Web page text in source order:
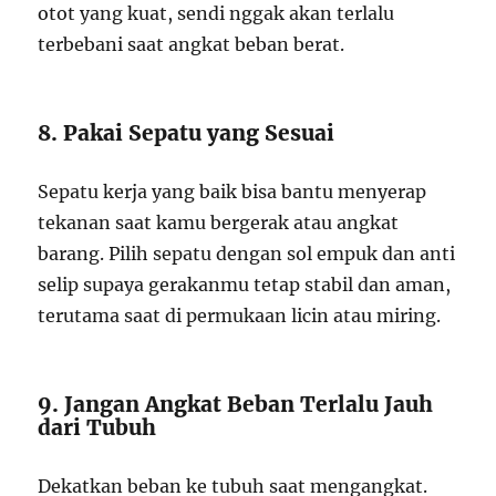
otot yang kuat, sendi nggak akan terlalu
terbebani saat angkat beban berat.
8. Pakai Sepatu yang Sesuai
Sepatu kerja yang baik bisa bantu menyerap
tekanan saat kamu bergerak atau angkat
barang. Pilih sepatu dengan sol empuk dan anti
selip supaya gerakanmu tetap stabil dan aman,
terutama saat di permukaan licin atau miring.
9. Jangan Angkat Beban Terlalu Jauh
dari Tubuh
Dekatkan beban ke tubuh saat mengangkat.